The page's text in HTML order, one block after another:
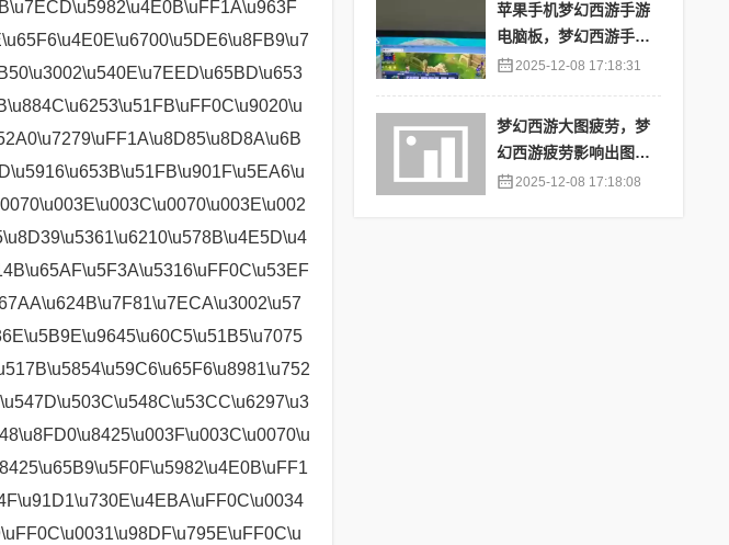
苹果手机梦幻西游手游
电脑板，梦幻西游手游
苹果端怎么在电脑上登
2025-12-08 17:18:31
梦幻西游大图疲劳，梦
幻西游疲劳影响出图率
吗 2025-12-08 17:18:08